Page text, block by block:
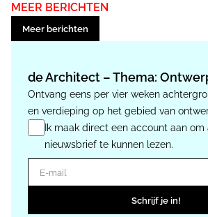
MEER BERICHTEN
Meer berichten
de Architect – Thema:
Ontvang eens per vier weken
en verdieping op het gebied van
Ik maak direct een account aan
nieuwsbrief te kunnen lezen.
E-mail
Schrijf je in!